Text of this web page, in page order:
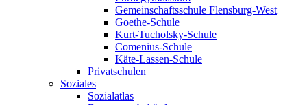
Gemeinschaftsschule Flensburg-West
Goethe-Schule
Kurt-Tucholsky-Schule
Comenius-Schule
Käte-Lassen-Schule
Privatschulen
Soziales
Sozialatlas